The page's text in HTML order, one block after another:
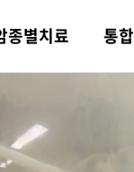
원 둘러보기
학·한의학
합 협진 치료
종별치료
화기암
통합
문·학술활동
창 전용 농장
링 컨텐츠